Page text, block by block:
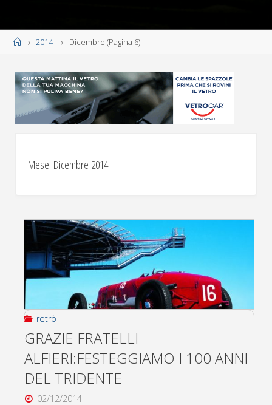
Home2014 Dicembre (Pagina 6)
Mese: Dicembre 2014
retrò
GRAZIE FRATELLI
ALFIERI:FESTEGGIAMO I 100 ANNI
DEL TRIDENTE
02/12/2014